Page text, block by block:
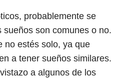
probablemente se
son comunes o no.
no estés solo, ya que
a tener sueños similares.
a algunos de los